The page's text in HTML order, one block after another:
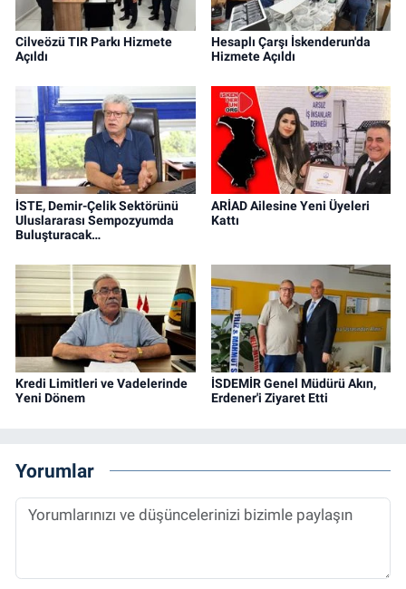
Cilveözü TIR Parkı Hizmete
Açıldı
Hesaplı Çarşı İskenderun'da
Hizmete Açıldı
İSTE, Demir-Çelik Sektörünü
Uluslararası Sempozyumda
Buluşturacak…
ARİAD Ailesine Yeni Üyeleri
Kattı
Kredi Limitleri ve Vadelerinde
Yeni Dönem
İSDEMİR Genel Müdürü Akın,
Erdener'i Ziyaret Etti
Yorumlar